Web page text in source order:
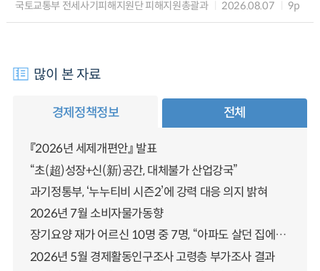
국토교통부 전세사기피해지원단 피해지원총괄과 2026.08.07 9p
많이 본 자료
경제정책정보 전체
『2026년 세제개편안』 발표
“초(超)성장+신(新)공간, 대체불가 산업강국”
과기정통부, ‘누누티비 시즌2’에 강력 대응 의지 밝혀
2026년 7월 소비자물가동향
장기요양 재가 어르신 10명 중 7명, “아파도 살던 집에서 살겠다” 「2025년 장기요양실태조사」 결과 발표
2026년 5월 경제활동인구조사 고령층 부가조사 결과